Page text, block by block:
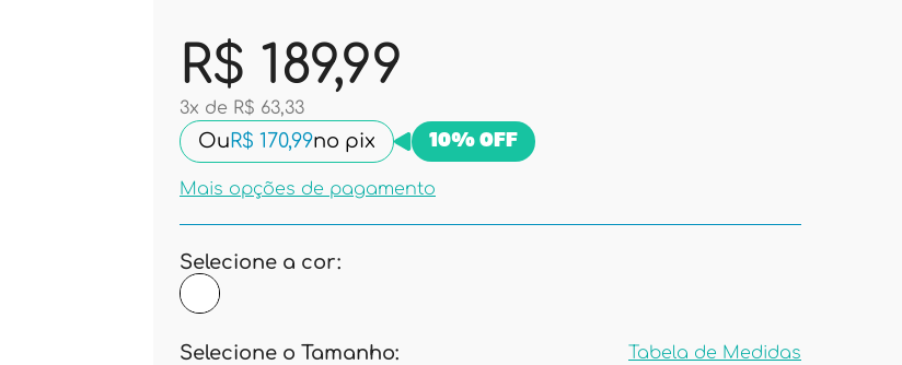
R$ 189,99
3x de R$ 63,33
Ou R$ 170,99no pix 10% OFF
Mais opções de pagamento
Selecione a cor:
Selecione o Tamanho: Tabela de Medidas